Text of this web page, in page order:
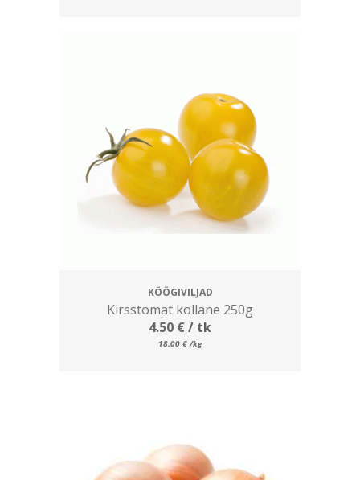
KÖÖGIVILJAD
Kirsstomat kollane 250g
4.50 €/ tk
18.00 € /kg